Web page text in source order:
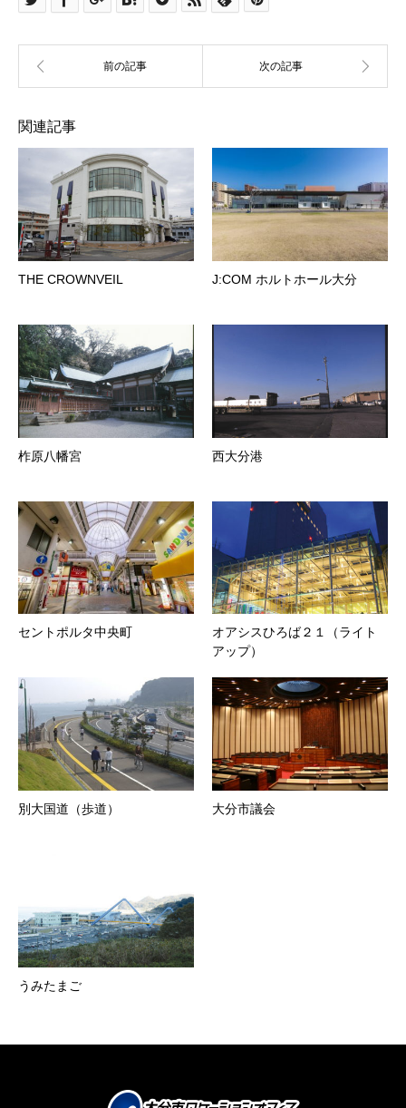
関連記事
THE CROWNVEIL J:COM ホルトホール大分
柞原八幡宮 西大分港
セントポルタ中央町
オアシスひろば２１（ライト
アップ）
別大国道（歩道） 大分市議会
うみたまご